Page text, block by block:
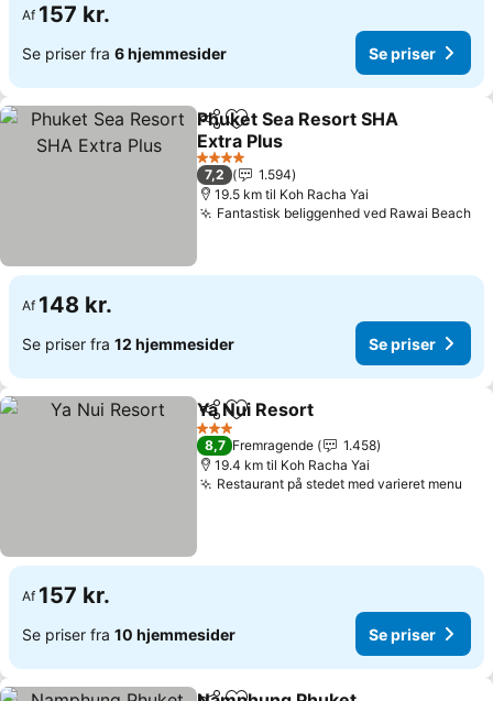
Af 157 kr.
Se priser fra 6 hjemmesider Se priser
Del Føj til favoritter
Phuket Sea Resort SHA
Extra Plus
4 Stjerner
7,2
1.594
19.5 km til Koh Racha Yai
Fantastisk beliggenhed ved Rawai Beach
Af 148 kr.
Se priser fra 12 hjemmesider Se priser
Del Føj til favoritter
Ya Nui Resort
3 Stjerner
8,7 Fremragende
1.458
19.4 km til Koh Racha Yai
Restaurant på stedet med varieret menu
Af 157 kr.
Se priser fra 10 hjemmesider Se priser